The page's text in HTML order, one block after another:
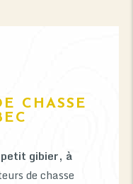
CHASSE
petit gibier, à
de chasse